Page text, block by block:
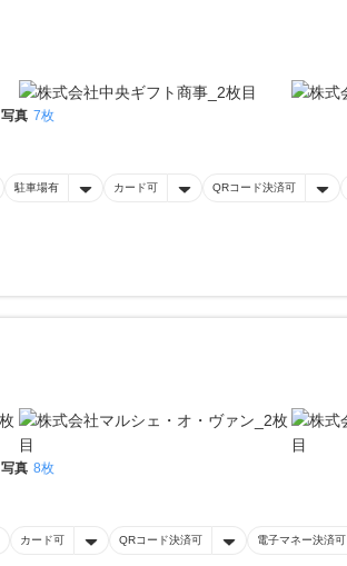
写真 7枚
駐車場有 カード可 QRコード決済可
写真 8枚
カード可 QRコード決済可 電子マネー決済可